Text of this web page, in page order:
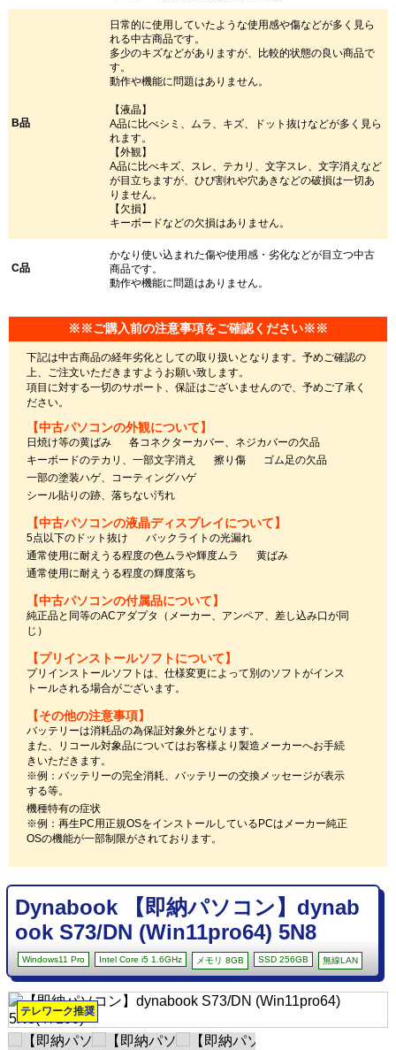
B品
日常的に使用していたような使用感や傷などが多く見ら
れる中古商品です。
多少のキズなどがありますが、比較的状態の良い商品で
す。
動作や機能に問題はありません。
【液晶】
A品に比べシミ、ムラ、キズ、ドット抜けなどが多く見ら
れます。
【外観】
A品に比べキズ、スレ、テカリ、文字スレ、文字消えなど
が目立ちますが、ひび割れや穴あきなどの破損は一切あ
りません。
【欠損】
キーボードなどの欠損はありません。
C品
かなり使い込まれた傷や使用感・劣化などが目立つ中古
商品です。
動作や機能に問題はありません。
※※ご購入前の注意事項をご確認ください※※
下記は中古商品の経年劣化としての取り扱いとなります。予めご確認の
上、ご注文いただきますようお願い致します。
項目に対する一切のサポート、保証はございませんので、予めご了承く
ださい。
【中古パソコンの外観について】
日焼け等の黄ばみ
各コネクターカバー、ネジカバーの欠品
キーボードのテカリ、一部文字消え
擦り傷
ゴム足の欠品
一部の塗装ハゲ、コーティングハゲ
シール貼りの跡、落ちない汚れ
【中古パソコンの液晶ディスプレイについて】
5点以下のドット抜け
バックライトの光漏れ
通常使用に耐えうる程度の色ムラや輝度ムラ
黄ばみ
通常使用に耐えうる程度の輝度落ち
【中古パソコンの付属品について】
純正品と同等のACアダプタ（メーカー、アンペア、差し込み口が同
じ）
【プリインストールソフトについて】
プリインストールソフトは、仕様変更によって別のソフトがインス
トールされる場合がございます。
【その他の注意事項】
バッテリーは消耗品の為保証対象外となります。
また、リコール対象品についてはお客様より製造メーカーへお手続
きいただきます。
※例：バッテリーの完全消耗、バッテリーの交換メッセージが表示
する等。
機種特有の症状
※例：再生PC用正規OSをインストールしているPCはメーカー純正
OSの機能が一部制限がされております。
Dynabook 【即納パソコン】dynab
ook S73/DN (Win11pro64) 5N8
Windows11 Pro Intel Core i5 1.6GHz メモリ 8GB SSD 256GB 無線LAN
テレワーク推奨